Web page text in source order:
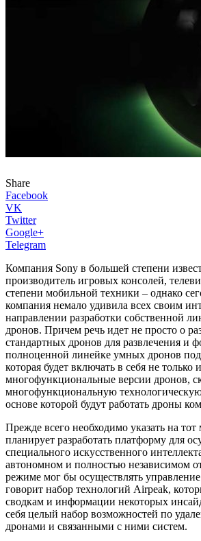
Share
Facebook
VK
Twitter
Google+
Telegram
Компания Sony в большей степени
производитель игровых консолей,
степени мобильной техники – однако
компания немало удивила всех своим
направлении разработки собственной
дронов. Причем речь идет не просто о
стандартных дронов для развлечения и
полноценной линейке умных дронов
которая будет включать в себя не только
многофункциональные версии дронов,
многофункциональную
основе которой будут работать дроны
Прежде всего необходимо указать на
планирует разработать платформу для
специального искусственного
автономном и полностью независимом
режиме мог бы осуществлять
говорит набор технологий Airpeak,
сводкам и информации некоторых
себя целый набор возможностей по
дронами и связанными с ними систем.